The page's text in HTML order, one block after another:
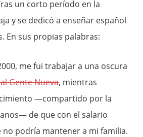
un corto período en la
y se dedicó a enseñar español
En sus propias palabras:
me fui trabajar a una oscura
Gente Nueva, mientras
—compartido por la
de que con el salario
no podría mantener a mi familia.